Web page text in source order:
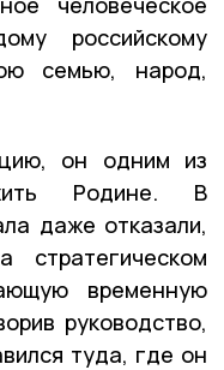
российскому
семью, народ,
он одним из
Родине. В
даже отказали,
временную
руководство,
туда, где он